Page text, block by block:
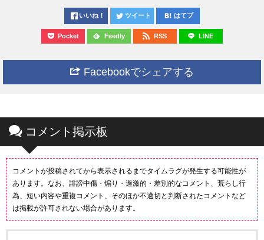
いいね！ ツイート はてブ
Pocket Feedly RSS LINE
Facebookでシェアする
コメント掲示板
コメントが投稿されてから表示されるまでタイムラグが発生する可能性が
あります。なお、誹謗中傷・煽り・過激的・差別的なコメント、荒らし行
為、短い内容や重複コメント、そのほか不適切と判断されたコメントなど
は掲載が許可されない場合があります。